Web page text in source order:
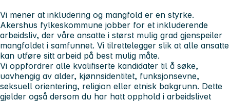
Vi mener at inkludering og mangfold er en styrke.
Akershus fylkeskommune jobber for et inkluderende
arbeidsliv, der våre ansatte i størst mulig grad gjenspeiler
mangfoldet i samfunnet. Vi tilrettelegger slik at alle ansatte
kan utføre sitt arbeid på best mulig måte.
Vi oppfordrer alle kvalifiserte kandidater til å søke,
uavhengig av alder, kjønnsidentitet, funksjonsevne,
seksuell orientering, religion eller etnisk bakgrunn. Dette
gjelder også dersom du har hatt opphold i arbeidslivet